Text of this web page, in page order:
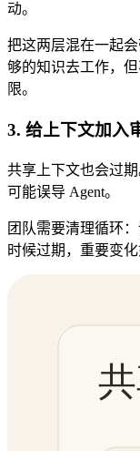
动。
把这两层混在一起
够的知识去工作，
限。
3. 给上下文加入
共享上下文也会过
可能误导 Agent。
团队需要清理循环
时候过期，重要变化